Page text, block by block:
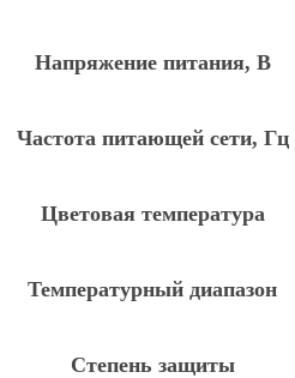
Напряжение питания, В
Частота питающей сети, Гц
Цветовая температура
Температурный диапазон
Степень защиты